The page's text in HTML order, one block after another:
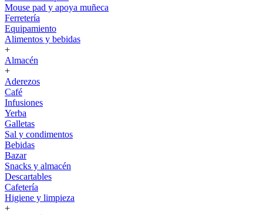
Mouse pad y apoya muñeca
Ferretería
Equipamiento
Alimentos y bebidas
+
Almacén
+
Aderezos
Café
Infusiones
Yerba
Galletas
Sal y condimentos
Bebidas
Bazar
Snacks y almacén
Descartables
Cafetería
Higiene y limpieza
+